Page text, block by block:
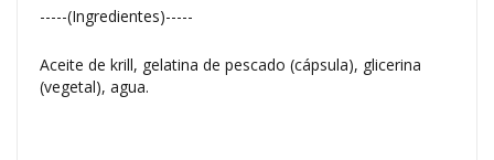
-----(Ingredientes)-----
Aceite de krill, gelatina de pescado (cápsula), glicerina
(vegetal), agua.